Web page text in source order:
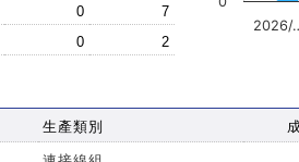
0
7
0 2
2026/
生產類別